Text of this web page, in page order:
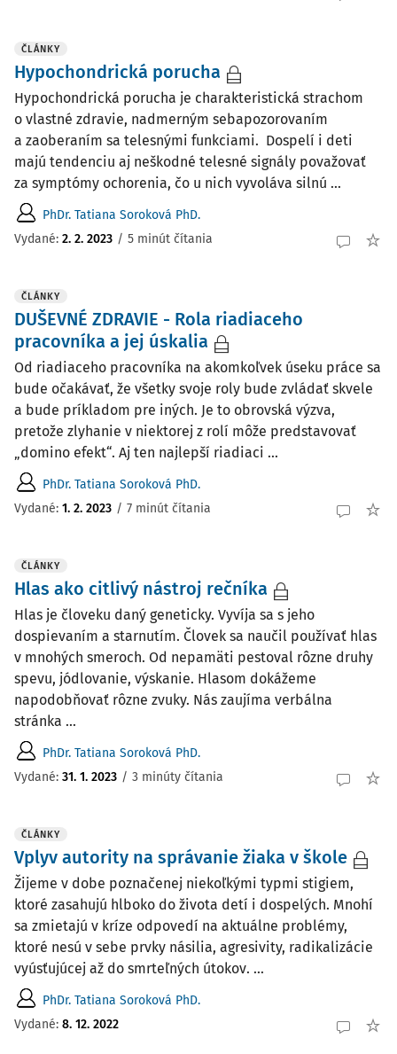
ČLÁNKY
Hypochondrická porucha
Hypochondrická porucha je charakteristická strachom
o vlastné zdravie, nadmerným sebapozorovaním
a zaoberaním sa telesnými funkciami. Dospelí i deti
majú tendenciu aj neškodné telesné signály považovať
za symptómy ochorenia, čo u nich vyvoláva silnú ...
PhDr. Tatiana Soroková PhD.
Vydané: 2. 2. 2023 / 5 minút čítania
ČLÁNKY
DUŠEVNÉ ZDRAVIE - Rola riadiaceho
pracovníka a jej úskalia
Od riadiaceho pracovníka na akomkoľvek úseku práce sa
bude očakávať, že všetky svoje roly bude zvládať skvele
a bude príkladom pre iných. Je to obrovská výzva,
pretože zlyhanie v niektorej z rolí môže predstavovať
„domino efekt“. Aj ten najlepší riadiaci ...
PhDr. Tatiana Soroková PhD.
Vydané: 1. 2. 2023 / 7 minút čítania
ČLÁNKY
Hlas ako citlivý nástroj rečníka
Hlas je človeku daný geneticky. Vyvíja sa s jeho
dospievaním a starnutím. Človek sa naučil používať hlas
v mnohých smeroch. Od nepamäti pestoval rôzne druhy
spevu, jódlovanie, výskanie. Hlasom dokážeme
napodobňovať rôzne zvuky. Nás zaujíma verbálna
stránka ...
PhDr. Tatiana Soroková PhD.
Vydané: 31. 1. 2023 / 3 minúty čítania
ČLÁNKY
Vplyv autority na správanie žiaka v škole
Žijeme v dobe poznačenej niekoľkými typmi stigiem,
ktoré zasahujú hlboko do života detí i dospelých. Mnohí
sa zmietajú v kríze odpovedí na aktuálne problémy,
ktoré nesú v sebe prvky násilia, agresivity, radikalizácie
vyúsťujúcej až do smrteľných útokov. ...
PhDr. Tatiana Soroková PhD.
Vydané: 8. 12. 2022